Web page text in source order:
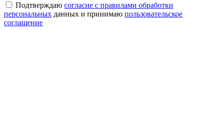
Подтверждаю согласие с правилами обработки
персональных данных и принимаю пользовательское
соглашение